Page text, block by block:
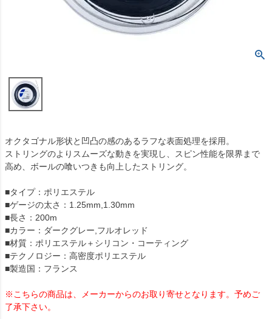
オクタゴナル形状と凹凸の感のあるラフな表面処理を採用。
ストリングのよりスムーズな動きを実現し、スピン性能を限界まで
高め、ボールの喰いつきも向上したストリング。
■タイプ：ポリエステル
■ゲージの太さ：1.25mm,1.30mm
■長さ：200m
■カラー：ダークグレー,フルオレッド
■材質：ポリエステル＋シリコン・コーティング
■テクノロジー：高密度ポリエステル
■製造国：フランス
※こちらの商品は、メーカーからのお取り寄せとなります。予めご
了承下さい。